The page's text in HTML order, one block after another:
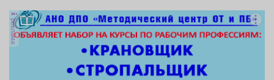
Товары Поздравления Погода
реклама